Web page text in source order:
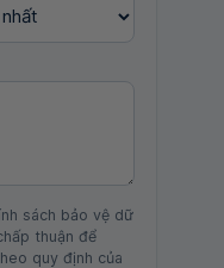
sách bảo vệ dữ
thuận để
quy định của